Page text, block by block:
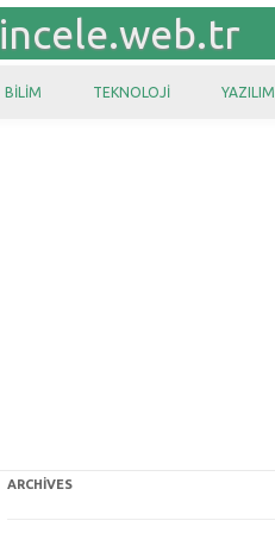
incele.web.tr
BILIM TEKNOLOJI YAZILIM
ARCHIVES